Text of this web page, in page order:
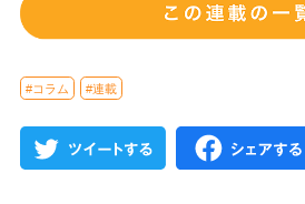
#コラム #連載